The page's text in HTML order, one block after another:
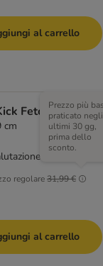
al carrello
Fetch
cm
regolare31,99 €
Prezzo più
praticato negli
ultimi 30 gg,
prima dello
sconto.
al carrello